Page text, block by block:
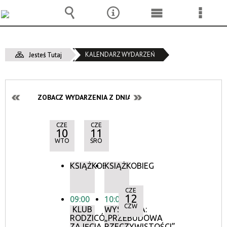
Jesteś Tutaj KALENDARZ WYDARZEŃ
ZOBACZ WYDARZENIA Z DNIA:
CZE
10
WTO
KSIĄŻKOBIEG
09:00
KLUB
RODZICÓW:
CZE
11
ŚRO
KSIĄŻKOBIEG
10:00
WYSTAWA:
„PRZEBUDOWA
CZE
12
CZW
Wyszukiwarka
NarzędziaMenu
Menu